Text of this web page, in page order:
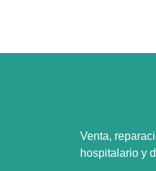
Venta,
hospitalario y